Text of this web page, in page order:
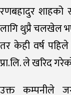
रणबहादुर शाहको
लागि थुप्रै चलखेल
तर केही वर्ष पहिले
प्रा.लि. ले खरिद
उक्त कम्पनीले